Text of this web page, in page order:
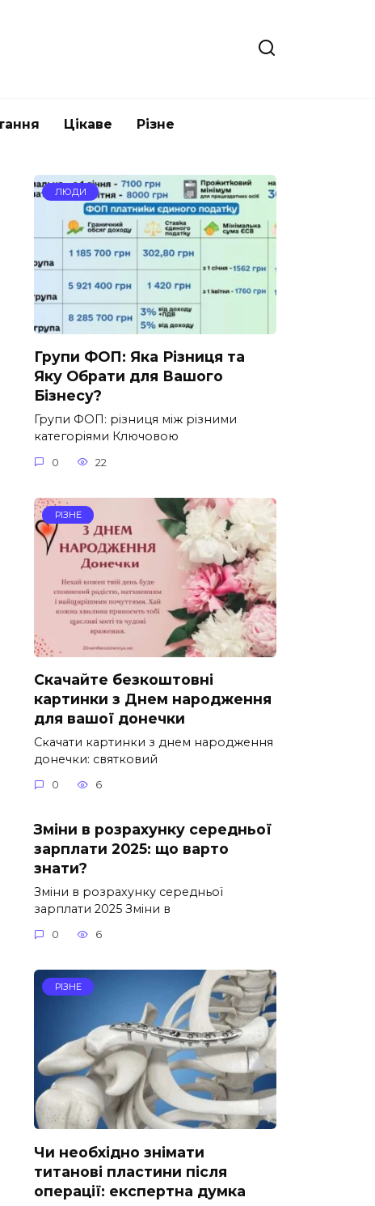
Цікаве Різне
ЛЮДИ
Групи ФОП: Яка Різниця та
Яку Обрати для Вашого
Бізнесу?
Групи ФОП: різниця між різними
категоріями Ключовою
0 22
РІЗНЕ
Скачайте безкоштовні
картинки з Днем народження
для вашої донечки
Скачати картинки з днем народження
донечки: святковий
0 6
Зміни в розрахунку середньої
зарплати 2025: що варто
знати?
Зміни в розрахунку середньої
зарплати 2025 Зміни в
0 6
РІЗНЕ
Чи необхідно знімати
титанові пластини після
операції: експертна думка